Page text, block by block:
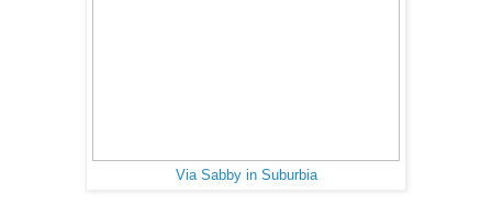
Via Sabby in Suburbia